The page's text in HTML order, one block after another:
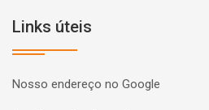
Links úteis
Nosso endereço no Google